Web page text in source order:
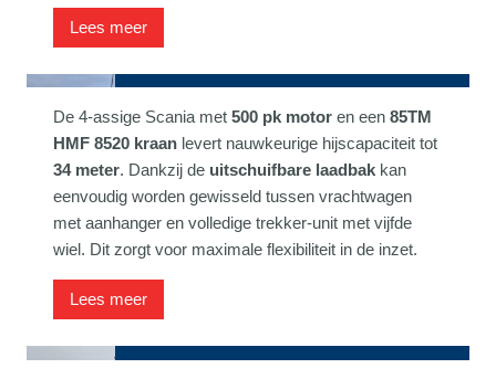
Lees meer
De 4-assige Scania met 500 pk motor en een 85TM
HMF 8520 kraan levert nauwkeurige hijscapaciteit tot
34 meter. Dankzij de uitschuifbare laadbak kan
eenvoudig worden gewisseld tussen vrachtwagen
met aanhanger en volledige trekker-unit met vijfde
wiel. Dit zorgt voor maximale flexibiliteit in de inzet.
Lees meer